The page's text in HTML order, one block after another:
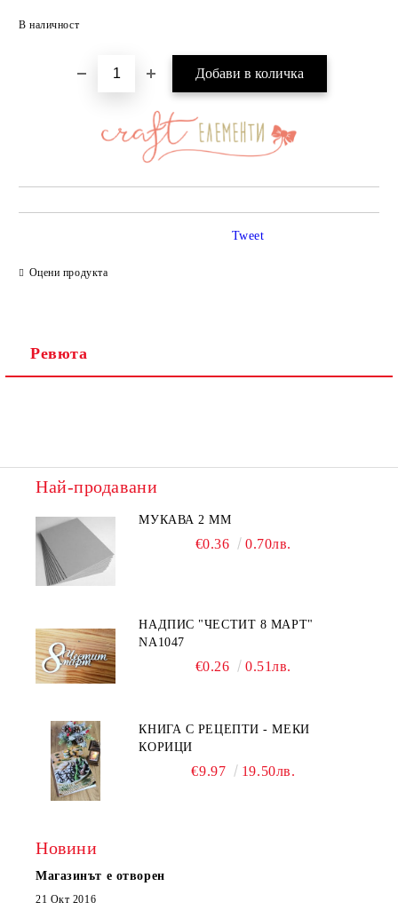
В наличност
Оцени продукта
Tweet
Ревюта
Най-продавани
МУКАВА 2 ММ
€0.36 0.70лв.
НАДПИС "ЧЕСТИТ 8 МАРТ"
NA1047
€0.26 0.51лв.
КНИГА С РЕЦЕПТИ - МЕКИ
КОРИЦИ
€9.97 19.50лв.
Новини
Магазинът е отворен
21 Окт 2016